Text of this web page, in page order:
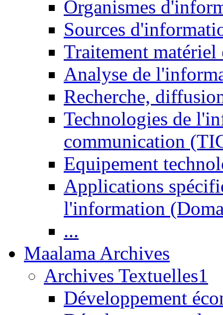
Organismes
Sources
Traitement matériel
Analyse de
Recherche,
Technologies de
communication
Equipement
Applications
l'information
...
Maalama Archives
Archives Textuelles1
Développement